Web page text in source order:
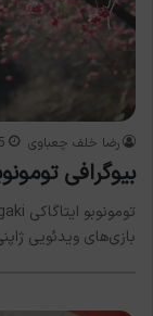
رضا خلف چعباوی
بیوگرافی
بازی‌های ویدئویی